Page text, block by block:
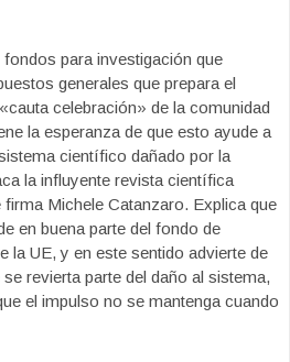
para investigación que
generales que prepara el
celebración» de la comunidad
la esperanza de que esto ayude a
científico dañado por la
la influyente revista científica
Michele Catanzaro. Explica que
en buena parte del fondo de
la UE, y en este sentido advierte de
revierta parte del daño al sistema,
el impulso no se mantenga cuando